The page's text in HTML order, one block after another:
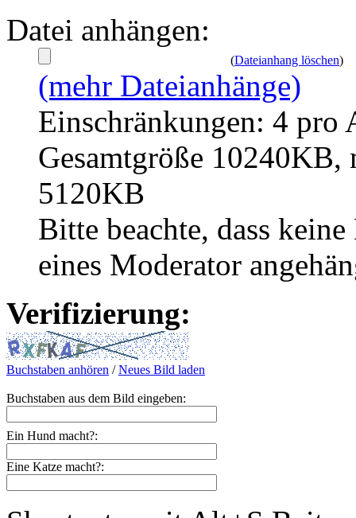
Datei anhängen:
(Dateianhang löschen)
(mehr Dateianhänge)
Einschränkungen: 4 pro
Gesamtgröße
5120KB
Bitte beachte, dass
eines Moderator
Verifizierung:
Buchstaben anhören /Neues Bild laden
Buchstaben aus dem Bild eingeben:
Ein Hund macht?:
Eine Katze macht?: